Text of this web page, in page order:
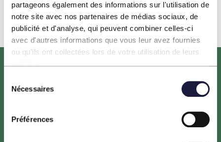
partageons également des informations sur l'utilisation de
notre site avec nos partenaires de médias sociaux, de
publicité et d'analyse, qui peuvent combiner celles-ci
avec d'autres informations que vous leur avez fournies
ou qu'ils ont collectées lors de votre utilisation de leurs
Nécessaires
Préférences